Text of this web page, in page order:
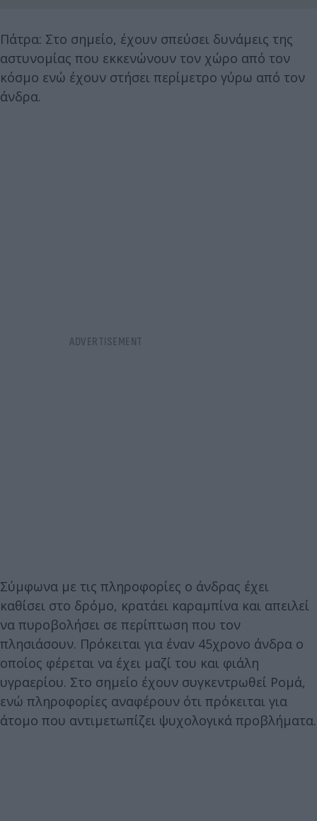
Πάτρα: Στο σημείο, έχουν σπεύσει δυνάμεις της
αστυνομίας που εκκενώνουν τον χώρο από τον
κόσμο ενώ έχουν στήσει περίμετρο γύρω από τον
άνδρα.
Σύμφωνα με τις πληροφορίες ο άνδρας έχει
καθίσει στο δρόμο, κρατάει καραμπίνα και απειλεί
να πυροβολήσει σε περίπτωση που τον
πλησιάσουν. Πρόκειται για έναν 45χρονο άνδρα ο
οποίος φέρεται να έχει μαζί του και φιάλη
υγραερίου. Στο σημείο έχουν συγκεντρωθεί Ρομά,
ενώ πληροφορίες αναφέρουν ότι πρόκειται για
άτομο που αντιμετωπίζει ψυχολογικά προβλήματα.